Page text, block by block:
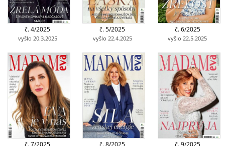
č. 4/2025
vyšlo 20.3.2025
č. 5/2025
vyšlo 22.4.2025
č. 6/2025
vyšlo 22.5.2025
č. 7/2025 č. 8/2025 č. 9/2025